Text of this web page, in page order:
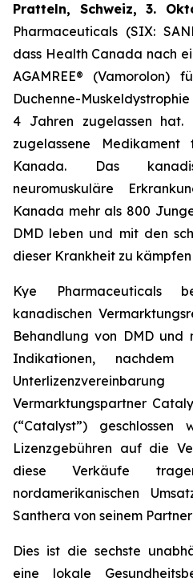
Pratteln, Schweiz, 3.
Pharmaceuticals (SIX:
dass Health Canada nach
AGAMREE® (Vamorolon)
Duchenne-
4 Jahren zugelassen
zugelassene
Kanada. Das
neuromuskuläre
Kanada mehr als 800
DMD leben und mit den
dieser Krankheit zu
Kye Pharmaceuticals
kanadischen
Behandlung von DMD und
Indikationen,
Vermarktungspartner
(“Catalyst”) geschlossen
Lizenzgebühren auf die
diese Verkäufe
nordamerikanischen
Santhera von seinem
Dies ist die sechste
eine lokale